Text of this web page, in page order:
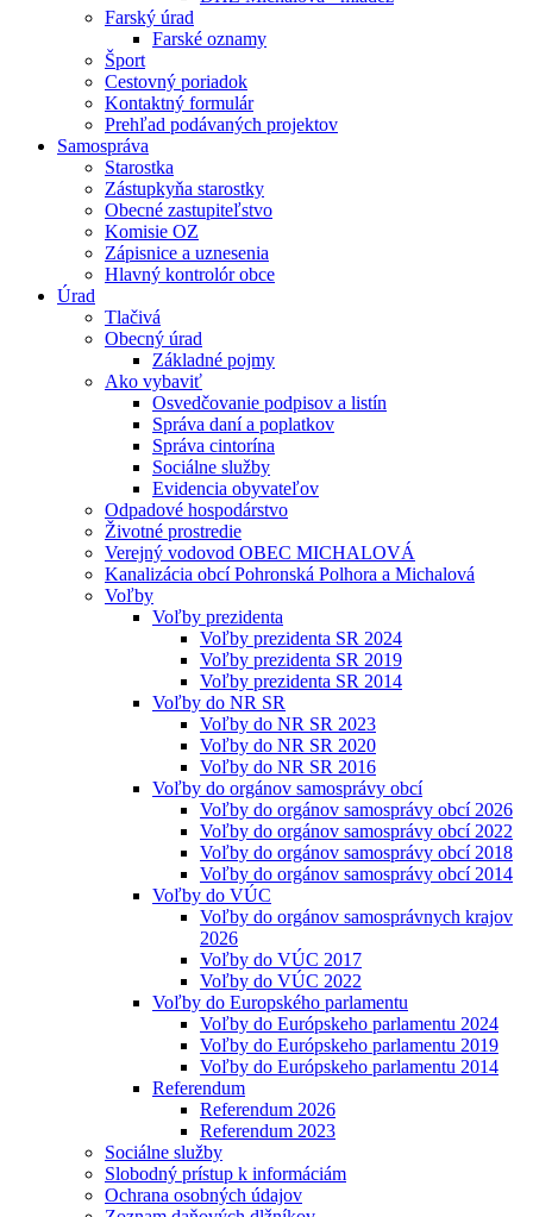
Farský úrad
Farské oznamy
Šport
Cestovný poriadok
Kontaktný formulár
Prehľad podávaných projektov
Samospráva
Starostka
Zástupkyňa starostky
Obecné zastupiteľstvo
Komisie OZ
Zápisnice a uznesenia
Hlavný kontrolór obce
Úrad
Tlačivá
Obecný úrad
Základné pojmy
Ako vybaviť
Osvedčovanie podpisov a listín
Správa daní a poplatkov
Správa cintorína
Sociálne služby
Evidencia obyvateľov
Odpadové hospodárstvo
Životné prostredie
Verejný vodovod OBEC MICHALOVÁ
Kanalizácia obcí Pohronská Polhora a Michalová
Voľby
Voľby prezidenta
Voľby prezidenta SR 2024
Voľby prezidenta SR 2019
Voľby prezidenta SR 2014
Voľby do NR SR
Voľby do NR SR 2023
Voľby do NR SR 2020
Voľby do NR SR 2016
Voľby do orgánov samosprávy obcí
Voľby do orgánov samosprávy obcí 2026
Voľby do orgánov samosprávy obcí 2022
Voľby do orgánov samosprávy obcí 2018
Voľby do orgánov samosprávy obcí 2014
Voľby do VÚC
Voľby do orgánov samosprávnych krajov
2026
Voľby do VÚC 2017
Voľby do VÚC 2022
Voľby do Europského parlamentu
Voľby do Európskeho parlamentu 2024
Voľby do Európskeho parlamentu 2019
Voľby do Európskeho parlamentu 2014
Referendum
Referendum 2026
Referendum 2023
Sociálne služby
Slobodný prístup k informáciám
Ochrana osobných údajov